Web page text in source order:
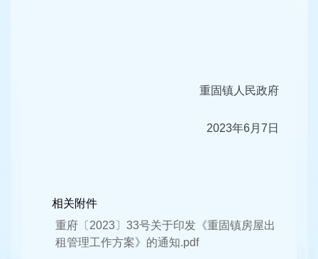
重固镇人民政府
2023年6月7日
相关附件
重府〔2023〕33号关于印发《重固镇房屋出
租管理工作方案》的通知.pdf